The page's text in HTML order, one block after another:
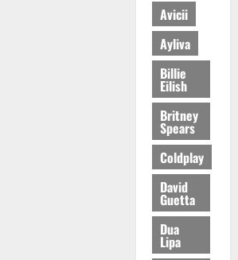
Avicii
Ayliva
Billie
Eilish
Britney
Spears
Coldplay
David
Guetta
Dua
Lipa